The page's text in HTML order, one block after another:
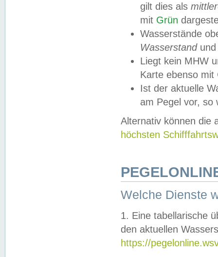
gilt dies als
mit Grün
Wasserstände
Wasserstandund
Liegt kein MHW
Karte ebenso mit
Ist der aktuelle
am Pegel vor,
Alternativ können die
höchsten
Welche Dienste
1. Eine tabellarische
den aktuellen
https://